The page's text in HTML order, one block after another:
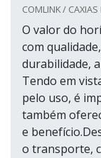
COMLINK /
O valor do
com
durabilidade,
Tendo em
pelo uso, é
também
e
o transporte,